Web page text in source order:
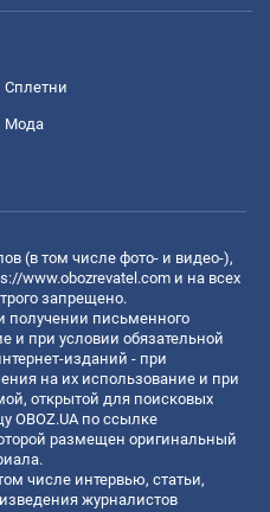
Сплетни
Мода
(в том числе фото- и видео-),
www.obozrevatel.com и на всех
запрещено.
получении письменного
и при условии обязательной
изданий - при
на их использование и при
открытой для поисковых
OBOZ.UA по ссылке
размещен оригинальный
числе интервью, статьи,
журналистов